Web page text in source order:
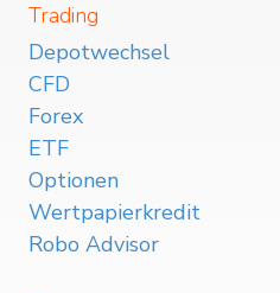
Trading
Depotwechsel
CFD
Forex
ETF
Optionen
Wertpapierkredit
Robo Advisor